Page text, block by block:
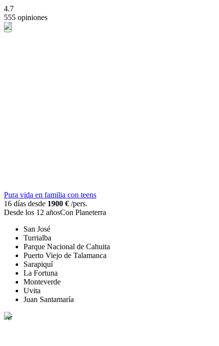
4.7
555 opiniones
Pura vida en familia con teens
16 días desde 1900 € /pers.
Desde los 12 añosCon Planeterra
San José
Turrialba
Parque Nacional de Cahuita
Puerto Viejo de Talamanca
Sarapiquí
La Fortuna
Monteverde
Uvita
Juan Santamaría